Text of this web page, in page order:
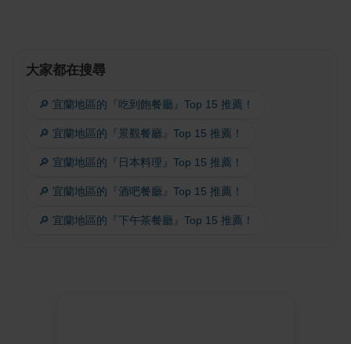
大家都在搜尋
🔎 宜蘭地區的『吃到飽餐廳』Top 15 推薦！
🔎 宜蘭地區的『景觀餐廳』Top 15 推薦！
🔎 宜蘭地區的『日本料理』Top 15 推薦！
🔎 宜蘭地區的『酒吧餐廳』Top 15 推薦！
🔎 宜蘭地區的『下午茶餐廳』Top 15 推薦！